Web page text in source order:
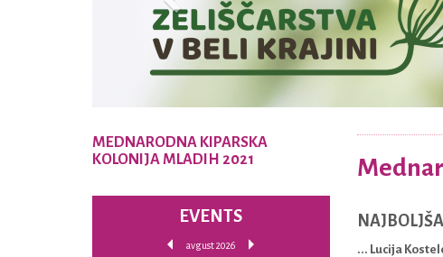
... Lucija
MEDNARODNA KIPARSKA
KOLONIJA MLADIH 2021
EVENTS
avgust 2026